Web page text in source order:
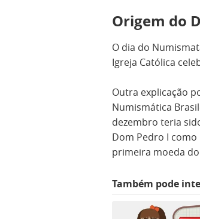
Origem do
O dia do
Igreja Católica
Outra explicação
Numismática
dezembro teria
Dom Pedro I
primeira moeda
Também pode